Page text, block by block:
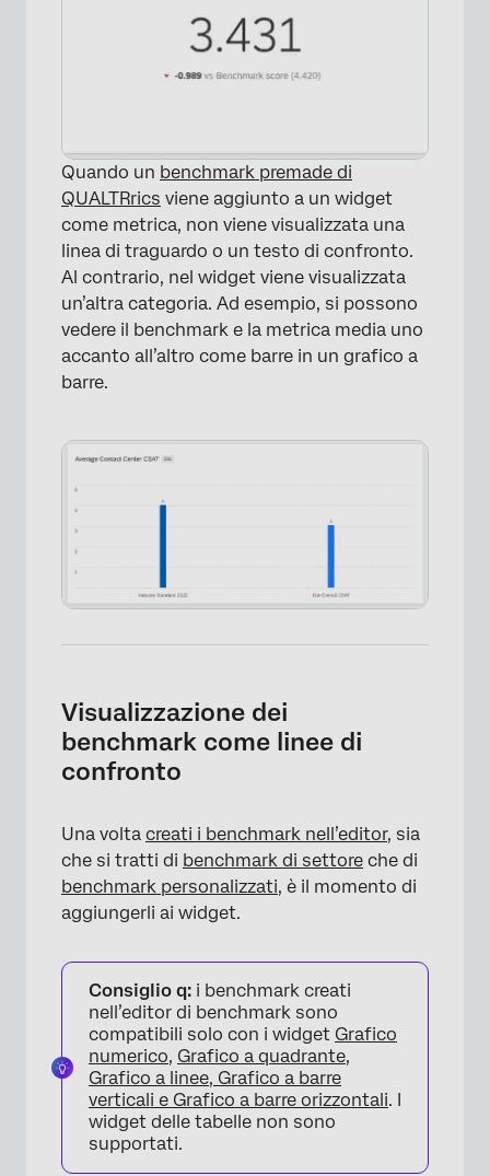
×
Quando un benchmark premade di
QUALTRrics viene aggiunto a un widget
come metrica, non viene visualizzata una
linea di traguardo o un testo di confronto.
Al contrario, nel widget viene visualizzata
un’altra categoria. Ad esempio, si possono
vedere il benchmark e la metrica media uno
accanto all’altro come barre in un grafico a
barre.
Visualizzazione dei
benchmark come linee di
confronto
Una volta creati i benchmark nell’editor, sia
che si tratti di benchmark di settore che di
benchmark personalizzati, è il momento di
aggiungerli ai widget.
Consiglio q: i benchmark creati
nell’editor di benchmark sono
compatibili solo con i widget Grafico
numerico, Grafico a quadrante,
Grafico a linee, Grafico a barre
verticali e Grafico a barre orizzontali. I
widget delle tabelle non sono
supportati.